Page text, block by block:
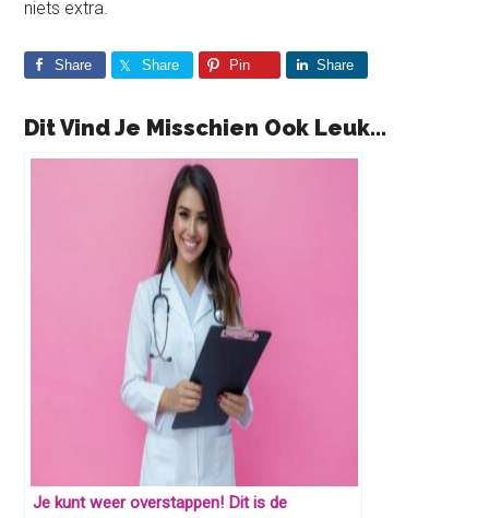
niets extra.
Share Share Pin Share
Dit Vind Je Misschien Ook Leuk...
Je kunt weer overstappen! Dit is de